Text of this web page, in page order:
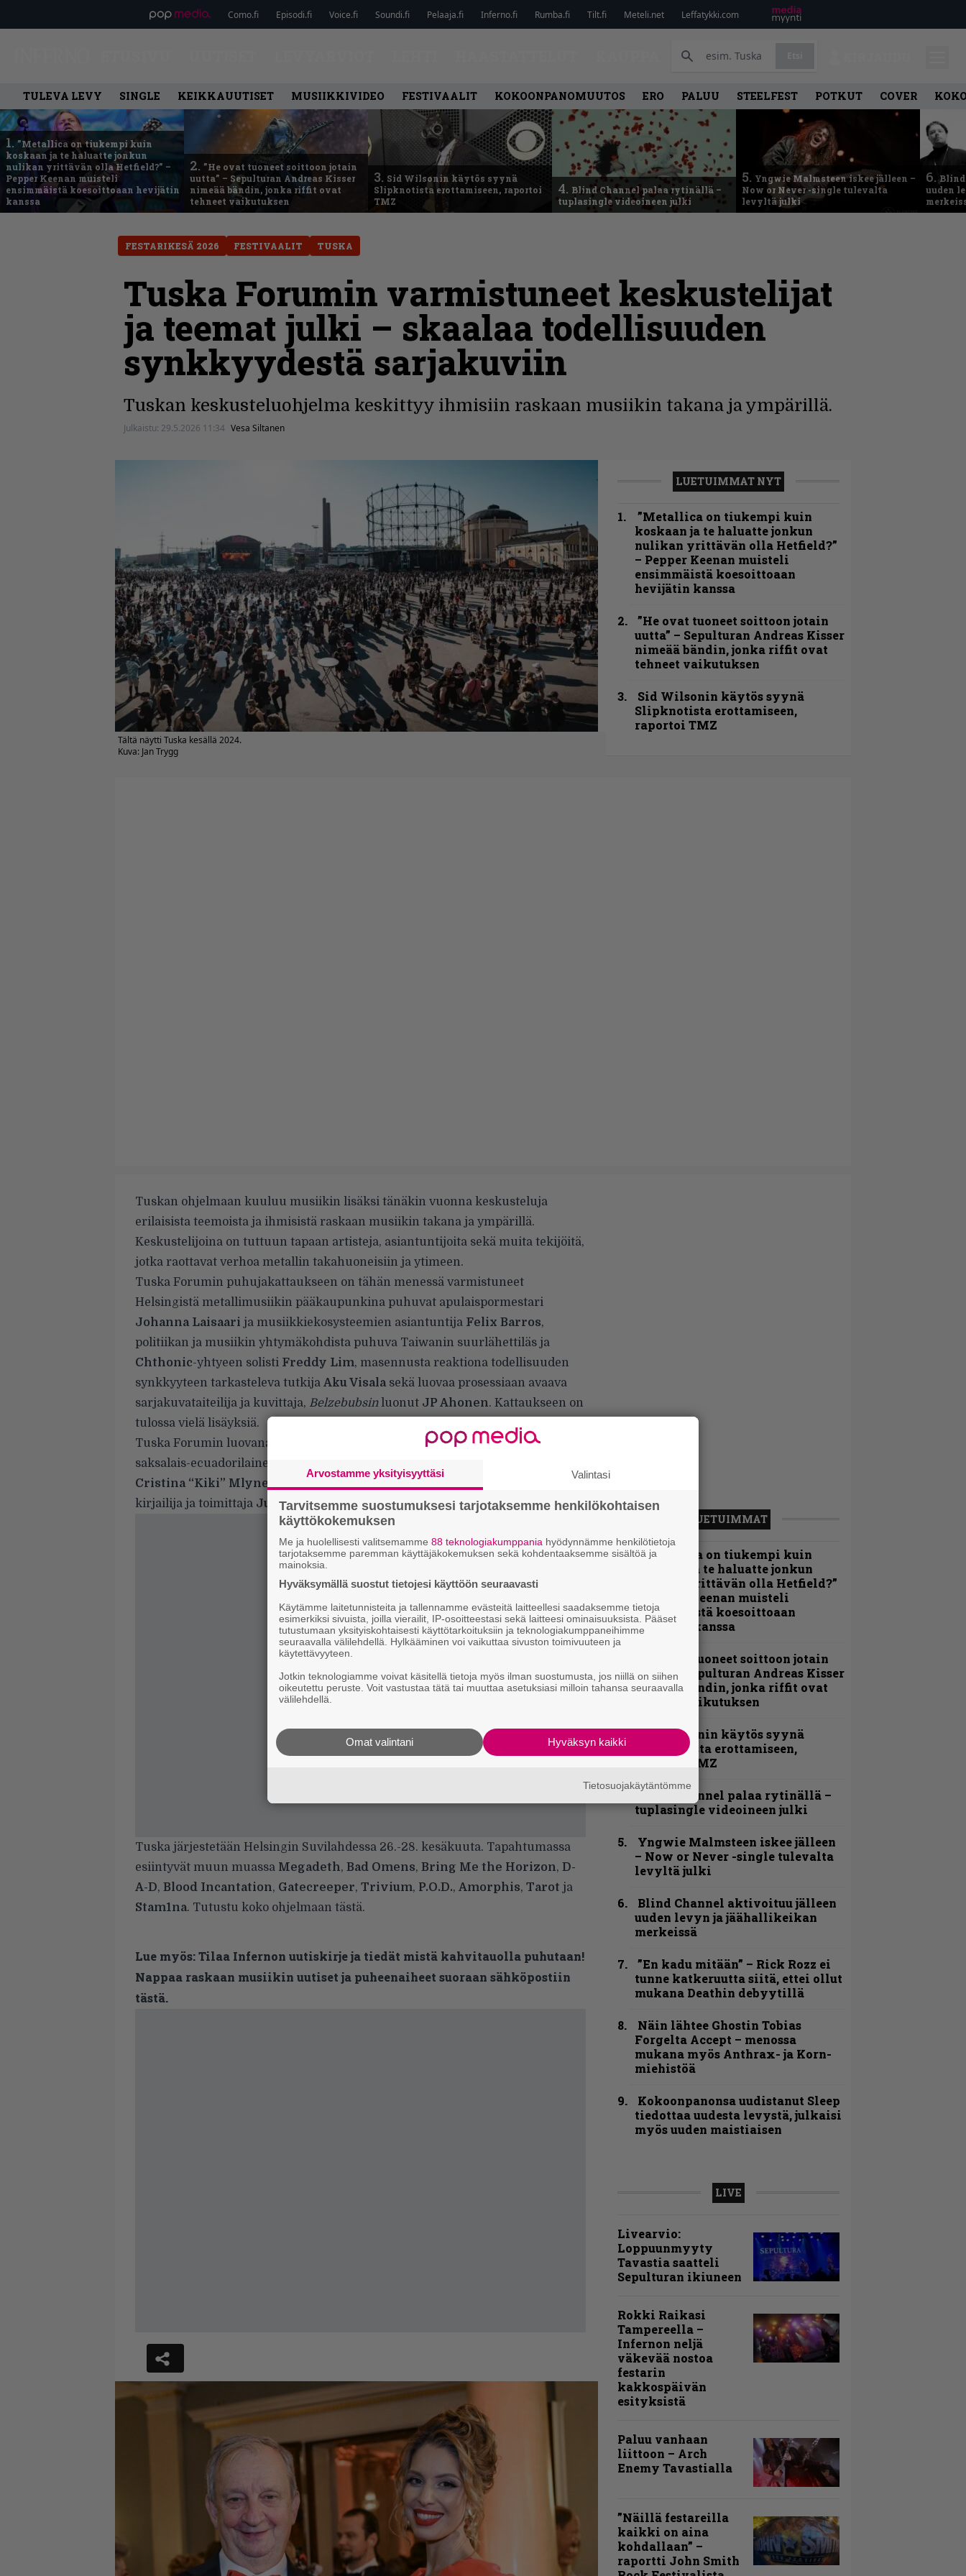
Como.fi Episodi.fi Voice.fi Soundi.fi Pelaaja.fi Inferno.fi Rumba.fi Tilt.fi Meteli.net Leffatykki.com
TULEVA LEVY SINGLE KEIKKAUUTISET MUSIIKKIVIDEO FESTIVAALIT KOKOONPANOMUUTOS ERO PALUU STEELFEST POTKUT COVER
1. ”Metallica on tiukempi kuin
koskaan ja te haluatte jonkun
nulikan yrittävän olla Hetfield?” –
Pepper Keenan muisteli
ensimmäistä koesoittoaan hevijätin
kanssa
2. ”He ovat tuoneet soittoon jotain
uutta” – Sepulturan Andreas Kisser
nimeää bändin, jonka riffit ovat
tehneet vaikutuksen
3. Sid Wilsonin käytös syynä
Slipknotista erottamiseen, raportoi
TMZ
4. Blind Channel palaa rytinällä –
tuplasingle videoineen julki
5. Yngwie Malmsteen iskee jälleen –
Now or Never -single tulevalta
levyltä julki
6.
uuden
FESTARIKESÄ 2026 FESTIVAALIT TUSKA
Tuska Forumin varmistuneet keskustelijat
ja teemat julki – skaalaa todellisuuden
synkkyydestä sarjakuviin
Tuskan keskusteluohjelma keskittyy ihmisiin raskaan musiikin takana ja ympärillä.
Julkaistu: 29.5.2026 11:34 Vesa Siltanen
Tältä näytti Tuska kesällä 2024.
Kuva: Jan Trygg
LUETUIMMAT NYT
”Metallica on tiukempi kuin
koskaan ja te haluatte jonkun
nulikan yrittävän olla Hetfield?”
– Pepper Keenan muisteli
ensimmäistä koesoittoaan
hevijätin kanssa
”He ovat tuoneet soittoon jotain
uutta” – Sepulturan Andreas Kisser
nimeää bändin, jonka riffit ovat
tehneet vaikutuksen
Sid Wilsonin käytös syynä
Slipknotista erottamiseen,
raportoi TMZ
Tuskan ohjelmaan kuuluu musiikin lisäksi tänäkin vuonna keskusteluja
erilaisista teemoista ja ihmisistä raskaan musiikin takana ja ympärillä.
Keskustelijoina on tuttuun tapaan artisteja, asiantuntijoita sekä muita tekijöitä,
jotka raottavat verhoa metallin takahuoneisiin ja ytimeen.
Tuska Forumin puhujakattaukseen on tähän menessä varmistuneet
Helsingistä metallimusiikin pääkaupunkina puhuvat apulaispormestari
Johanna Laisaari ja musiikkiekosysteemien asiantuntija Felix Barros,
politiikan ja musiikin yhtymäkohdista puhuva Taiwanin suurlähettiläs ja
Chthonic-yhtyeen solisti Freddy Lim, masennusta reaktiona todellisuuden
synkkyyteen tarkasteleva tutkija Aku Visalasekä luovaa prosessiaan avaava
sarjakuvataiteilija ja kuvittaja, Belzebubsinluonut JP Ahonen. Kattaukseen on
tulossa vielä lisäyksiä.
Tuska Forumin luovana voimana sekä haastattelijana toimii tuttuun tapaan
saksalais-ecuadorilainen toimittaja ja
Cristina “Kiki” Mlynek
. Tänä vuonna haastattelijana nähdään lisäksi
kirjailija ja toimittaja Jussi Ahlroth.
Tuska järjestetään Helsingin Suvilahdessa 26.-28. kesäkuuta. Tapahtumassa
esiintyvät muun muassa Megadeth, Bad Omens, Bring Me the Horizon, D-
A-D, Blood Incantation, Gatecreeper, Trivium, P.O.D., Amorphis, Tarot ja
Stam1na. Tutustu koko ohjelmaan tästä.
Lue myös:Tilaa Infernon uutiskirje ja tiedät mistä kahvitauolla puhutaan!
Nappaa raskaan musiikin uutiset ja puheenaiheet suoraan sähköpostiin
tästä.
LUETUIMMAT
”Metallica on tiukempi kuin
koskaan ja te haluatte jonkun
nulikan yrittävän olla Hetfield?”
– Pepper Keenan muisteli
ensimmäistä koesoittoaan
hevijätin kanssa
”He ovat tuoneet soittoon jotain
uutta” – Sepulturan Andreas Kisser
nimeää bändin, jonka riffit ovat
tehneet vaikutuksen
Sid Wilsonin käytös syynä
Slipknotista erottamiseen,
raportoi TMZ
Blind Channel palaa rytinällä –
tuplasingle videoineen julki
Yngwie Malmsteen iskee jälleen
– Now or Never -single tulevalta
levyltä julki
Blind Channel aktivoituu jälleen
uuden levyn ja jäähallikeikan
merkeissä
”En kadu mitään” – Rick Rozz ei
tunne katkeruutta siitä, ettei ollut
mukana Deathin debyytillä
Näin lähtee Ghostin Tobias
Forgelta Accept – menossa
mukana myös Anthrax- ja Korn-
miehistöä
Kokoonpanonsa uudistanut Sleep
tiedottaa uudesta levystä, julkaisi
myös uuden maistiaisen
LIVE
Livearvio:
Loppuunmyyty
Tavastia saatteli
Sepulturan ikiuneen
Rokki Raikasi
Tampereella –
Infernon neljä
väkevää nostoa
festarin
kakkospäivän
esityksistä
Paluu vanhaan
liittoon – Arch
Enemy Tavastialla
”Näillä festareilla
kaikki on aina
kohdallaan” –
raportti John Smith
Arvostamme yksityisyyttäsi Valintasi
Tarvitsemme suostumuksesi tarjotaksemme henkilökohtaisen
käyttökokemuksen
Me ja huolellisesti valitsemamme 88 teknologiakumppania hyödynnämme henkilötietoja
tarjotaksemme paremman käyttäjäkokemuksen sekä kohdentaaksemme sisältöä ja
mainoksia.
Hyväksymällä suostut tietojesi käyttöön seuraavasti
Käytämme laitetunnisteita ja tallennamme evästeitä laitteellesi saadaksemme tietoja
esimerkiksi sivuista, joilla vierailit, IP-osoitteestasi sekä laitteesi ominaisuuksista. Pääset
tutustumaan yksityiskohtaisesti käyttötarkoituksiin ja teknologiakumppaneihimme
seuraavalla välilehdellä. Hylkääminen voi vaikuttaa sivuston toimivuuteen ja
käytettävyyteen.
Jotkin teknologiamme voivat käsitellä tietoja myös ilman suostumusta, jos niillä on siihen
oikeutettu peruste. Voit vastustaa tätä tai muuttaa asetuksiasi milloin tahansa seuraavalla
välilehdellä.
Hyväksyn kaikki
Omat valintani
Tietosuojakäytäntömme